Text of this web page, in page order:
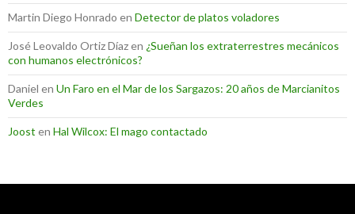
Martin Diego Honrado en Detector de platos voladores
José Leovaldo Ortiz Díazen ¿Sueñan los extraterrestres mecánicos
con humanos electrónicos?
Daniel en Un Faro en el Mar de los Sargazos: 20 años de Marcianitos
Verdes
Joost en Hal Wilcox: El mago contactado